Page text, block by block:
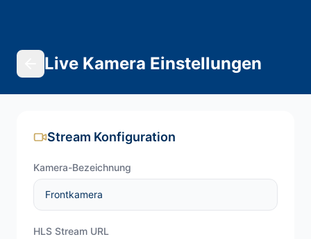
Live Kamera Einstellungen
Stream Konfiguration
Kamera-Bezeichnung
HLS Stream URL